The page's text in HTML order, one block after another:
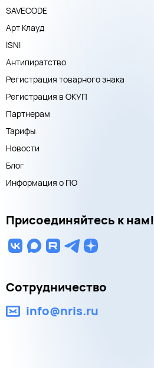
SAVECODE
Арт Клауд
ISNI
Антипиратство
Регистрация товарного знака
Регистрация в ОКУП
Партнерам
Тарифы
Новости
Блог
Информация о ПО
Присоединяйтесь к нам!
Сотрудничество
info@nris.ru